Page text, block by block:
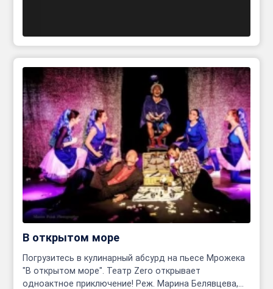
В открытом море
Погрузитесь в кулинарный абсурд на пьесе Мрожека
"В открытом море". Театр Zero открывает
одноактное приключение! Реж. Марина Белявцева,